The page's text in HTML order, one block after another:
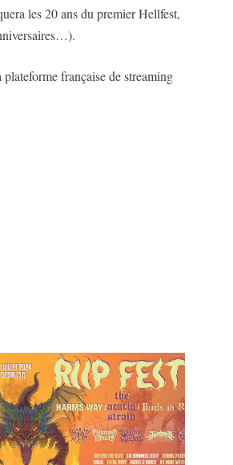
les 20 ans du premier Hellfest,
française de streaming